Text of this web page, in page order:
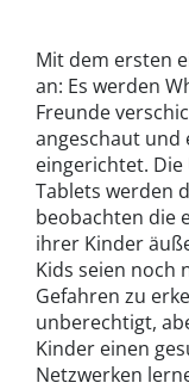
Mit dem ersten
an: Es werden
Freunde
angeschaut und
eingerichtet. Die
Tablets werden
beobachten die
ihrer Kinder
Kids seien noch
Gefahren zu
unberechtigt,
Kinder einen
Netzwerken